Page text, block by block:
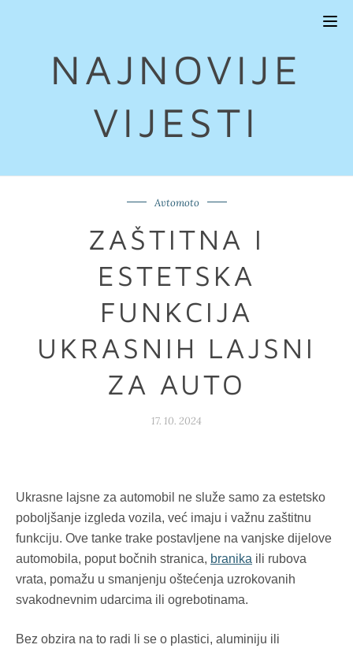
NAJNOVIJE
VIJESTI
Avtomoto
ZAŠTITNA I
ESTETSKA
FUNKCIJA
UKRASNIH LAJSNI
ZA AUTO
17. 10. 2024
Ukrasne lajsne za automobil ne služe samo za estetsko
poboljšanje izgleda vozila, već imaju i važnu zaštitnu
funkciju. Ove tanke trake postavljene na vanjske dijelove
automobila, poput bočnih stranica, branika ili rubova
vrata, pomažu u smanjenju oštećenja uzrokovanih
svakodnevnim udarcima ili ogrebotinama.
Bez obzira na to radi li se o plastici, aluminiju ili